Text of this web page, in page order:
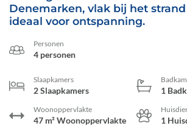
Denemarken, vlak bij het
ideaal voor ontspanning.
Personen
4 personen
Slaapkamers
2 Slaapkamers 1
Woonoppervlakte
47 m² Woonoppervlakte 1